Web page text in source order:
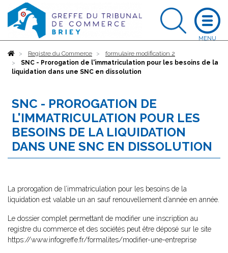
AccueilRegistre du Commerce
formulaire modification 2
SNC - Prorogation de l'immatriculation pour les besoins de la
liquidation dans une SNC en dissolution
SNC - PROROGATION DE
L'IMMATRICULATION POUR LES
BESOINS DE LA LIQUIDATION
DANS UNE SNC EN DISSOLUTION
La prorogation de l’immatriculation pour les besoins de la
liquidation est valable un an sauf renouvellement d’année en année.
Le dossier complet permettant de modifier une inscription au
registre du commerce et des sociétés peut être déposé sur le site
https://www.infogreffe.fr/formalites/modifier-une-entreprise